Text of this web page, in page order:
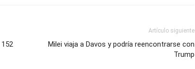
Artículo siguiente
Milei viaja a Davos y podría reencontrarse con
Trump